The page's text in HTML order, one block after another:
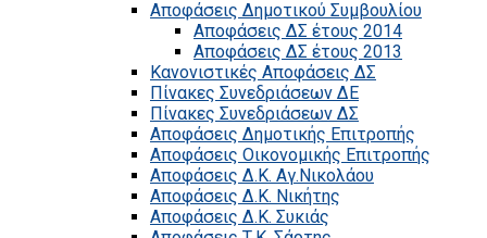
Αποφάσεις Δημοτικού Συμβουλίου
Αποφάσεις ΔΣ έτους 2014
Αποφάσεις ΔΣ έτους 2013
Κανονιστικές Αποφάσεις ΔΣ
Πίνακες Συνεδριάσεων ΔΕ
Πίνακες Συνεδριάσεων ΔΣ
Αποφάσεις Δημοτικής Επιτροπής
Αποφάσεις Οικονομικής Επιτροπής
Αποφάσεις Δ.Κ. Αγ.Νικολάου
Αποφάσεις Δ.Κ. Νικήτης
Αποφάσεις Δ.Κ. Συκιάς